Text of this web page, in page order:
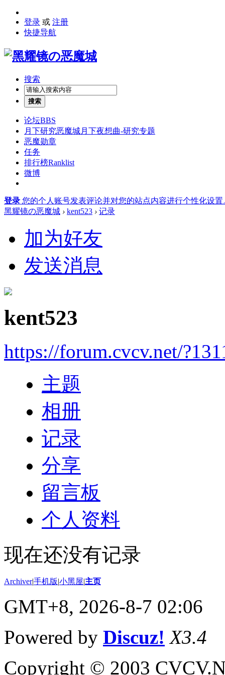
登录 或 注册
快捷导航
搜索
搜索
论坛BBS
月下研究恶魔城月下夜想曲-研究专题
恶魔勋章
任务
排行榜Ranklist
微博
登录 您的个人账号发表评论并对您的站点内容进行个性化设置
黑耀镜の恶魔城 › kent523 › 记录
加为好友
发送消息
kent523
https://forum.cvcv.net/
主题
相册
记录
分享
留言板
个人资料
现在还没有记录
Archiver|手机版|小黑屋|主页
GMT+8, 2026-8-7 02:06
Powered by Discuz! X3.4
Copyright © 2003